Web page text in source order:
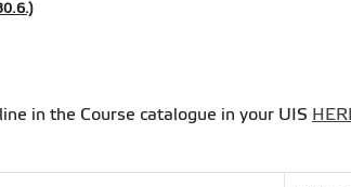
in the Course catalogue in your UIS